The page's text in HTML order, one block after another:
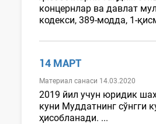
концернлар ва давлат
кодекси, 389-модда, 1-
14 МАРТ
Материал санаси 14.03.2020
2019 йил учун юридик
куни Муддатнинг сўнгги
ҳисобланади. ...